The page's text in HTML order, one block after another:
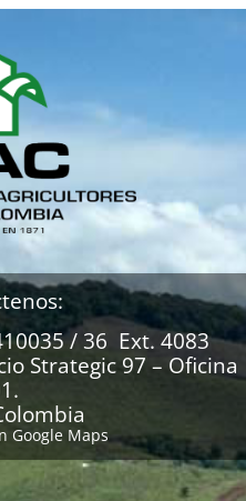
/ 36 Ext. 4083
Strategic 97 – Oficina
Google Maps